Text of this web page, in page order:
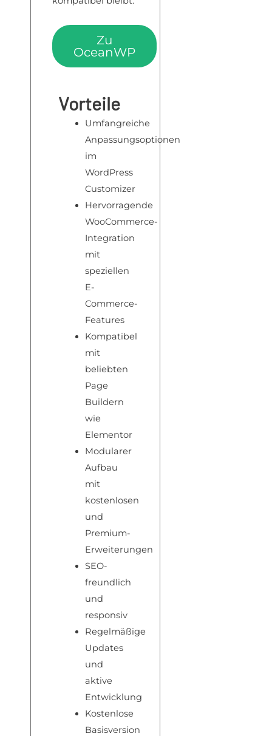
Zu
OceanWP
Vorteile
Umfangreiche
Anpassungsoptionen
im
WordPress
Customizer
Hervorragende
WooCommerce-
Integration
mit
speziellen
E-
Commerce-
Features
Kompatibel
mit
beliebten
Page
Buildern
wie
Elementor
Modularer
Aufbau
mit
kostenlosen
und
Premium-
Erweiterungen
SEO-
freundlich
und
responsiv
Regelmäßige
Updates
und
aktive
Entwicklung
Kostenlose
Basisversion